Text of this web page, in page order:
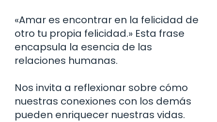
«Amar es encontrar en la felicidad de
otro tu propia felicidad.» Esta frase
encapsula la esencia de las
relaciones humanas.
Nos invita a reflexionar sobre cómo
nuestras conexiones con los demás
pueden enriquecer nuestras vidas.